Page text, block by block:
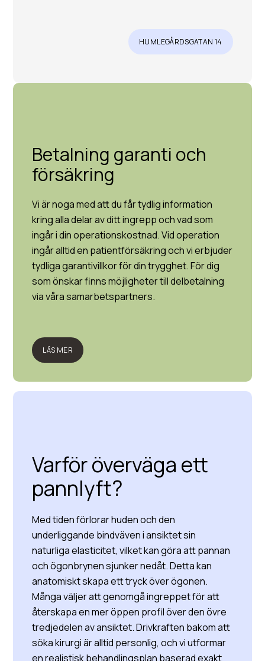
HUMLEGÅRDSGATAN 14
Betalning garanti och
försäkring
Vi är noga med att du får tydlig information
kring alla delar av ditt ingrepp och vad som
ingår i din operationskostnad. Vid operation
ingår alltid en patientförsäkring och vi erbjuder
tydliga garantivillkor för din trygghet. För dig
som önskar finns möjligheter till delbetalning
via våra samarbetspartners.
LÄS MER
Varför överväga ett
pannlyft?
Med tiden förlorar huden och den
underliggande bindväven i ansiktet sin
naturliga elasticitet, vilket kan göra att pannan
och ögonbrynen sjunker nedåt. Detta kan
anatomiskt skapa ett tryck över ögonen.
Många väljer att genomgå ingreppet för att
återskapa en mer öppen profil över den övre
tredjedelen av ansiktet. Drivkraften bakom att
söka kirurgi är alltid personlig, och vi utformar
en realistisk behandlingsplan baserad exakt